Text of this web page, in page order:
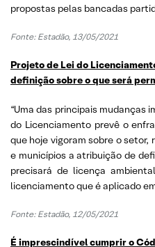
propostas pelas bancadas
Fonte: Estadão, 13/05/2021
Projeto de Lei do
definição sobre o que será
“Uma das principais mudanças
do Licenciamento prevê o
que hoje vigoram sobre o setor,
e municípios a atribuição de
precisará de licença
licenciamento que é aplicado
Fonte: Estadão, 12/05/2021
É imprescindível cumprir o